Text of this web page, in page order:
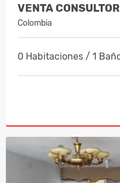
Colombia
0 Habitaciones / 1